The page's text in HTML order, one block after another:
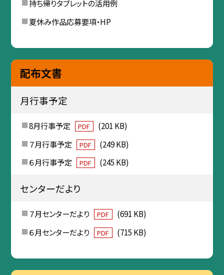
持ち帰りタブレットの活用例
夏休み作品応募要項・HP
配布文書
月行事予定
8月行事予定 PDF
(201 KB)
７月行事予定
PDF
(249 KB)
６月行事予定
PDF (245 KB)
センターだより
７月センターだより PDF
(691 KB)
６月センターだより
PDF (715 KB)